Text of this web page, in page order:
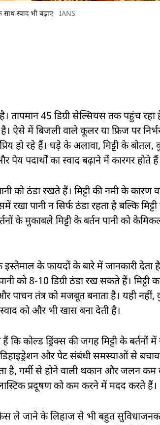
स्वाद भी बढ़ाए IANS
तापमान 45 डिग्री सेल्सियस तक पहुंच
ऐसे में बिजली वाले कूलर या फ्रिज पर
हो रहे हैं। घड़े के अलावा, मिट्टी के
पदार्थों का स्वाद बढ़ाने में कारगर होते
को ठंडा रखते हैं। मिट्टी की नमी के कारण
रखा पानी न सिर्फ ठंडा रहता है बल्कि
के मुकाबले मिट्टी के बर्तन पानी को
के फायदों के बारे में जानकारी देता
को 8-10 डिग्री ठंडा रख सकते हैं। मिट्टी
पाचन तंत्र को मजबूत बनाता है। यही
को और भी खास बना देती है।
कोल्ड ड्रिंक्स की जगह मिट्टी के बर्तनों में
और पेट संबंधी समस्याओं से बचाव
है, गर्मी से होने वाली थकान और जलन कम
प्रदूषण को कम करने में मदद करते हैं।
ले जाने के लिहाज से भी बहुत